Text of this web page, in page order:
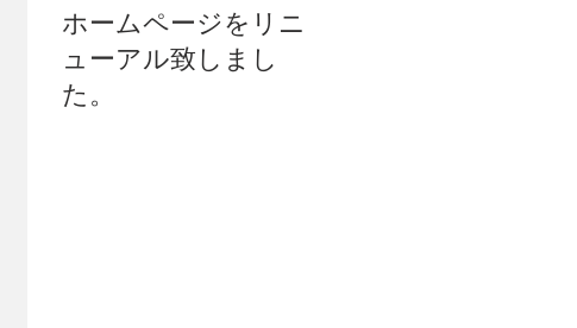
ホームページをリニ
ューアル致しまし
た。